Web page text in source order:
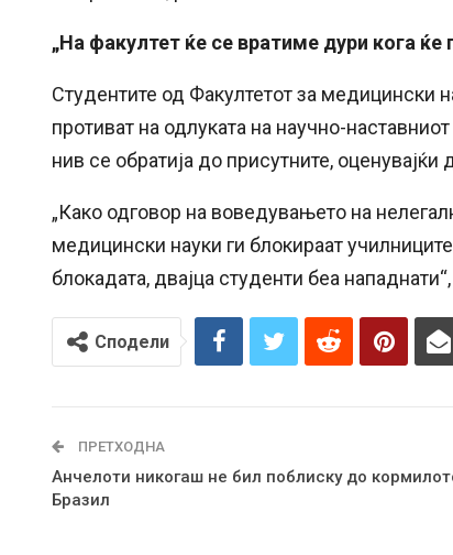
„На факултет ќе се вратиме дури кога ќе
Студентите од Факултетот за медицински
противат на одлуката на научно-
нив се обратија до присутните,
„Како одговор на воведувањето на
медицински науки ги блокираат
блокадата, двајца студенти беа
Сподели
ПРЕТХОДНА
Анчелоти никогаш не бил поблиску до
Бразил